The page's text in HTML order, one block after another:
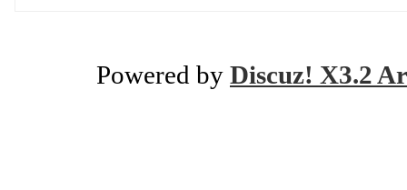
Powered by Discuz! X3.2